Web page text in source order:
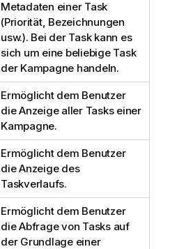
Metadaten einer Task
(Priorität, Bezeichnungen
usw.). Bei der Task kann es
sich um eine beliebige Task
der Kampagne handeln.
Ermöglicht dem Benutzer
die Anzeige aller Tasks einer
Kampagne.
Ermöglicht dem Benutzer
die Anzeige des
Taskverlaufs.
Ermöglicht dem Benutzer
die Abfrage von Tasks auf
der Grundlage einer